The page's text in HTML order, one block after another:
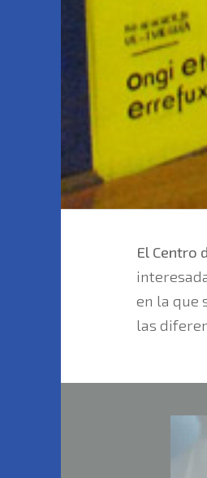
El Centro
en la que
las